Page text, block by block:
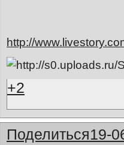
http://
+2
Поделиться19-